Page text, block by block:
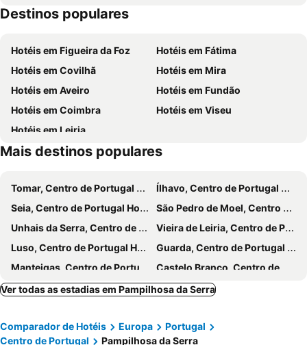
Praia Fluvial de Fernandaires
Praia Fluvial da Peneda
Praia Fluvial do Mosteiro
Estádio Cidade de Coimbra
Fluvial de Avô
Praia Fluvial da Zaboeira
Praia Fluvial de Aldeia Ana de Aviz
Piscina Flutuante da Barragem do Cabril
Largo Francisco Inácio Dias Nogueira ou Largo do Pombal
Fraga da Pena
Praia Fluvial do Troviscal
Barragem do Cabril
Mata Nacional de Vale de Canas
Buracas do Casmilo
Piscina de Celas
Fonte Nova
Destinos populares
Hotéis em Figueira da Foz
Hotéis em Fátima
Hotéis em Covilhã
Hotéis em Mira
Hotéis em Aveiro
Hotéis em Fundão
Hotéis em Coimbra
Hotéis em Viseu
Hotéis em Leiria
Mais destinos populares
Tomar, Centro de Portugal Hotéis
Ílhavo, Centro de Portugal Hotéis
Seia, Centro de Portugal Hotéis
São Pedro de Moel, Centro de Portugal Hotéis
Unhais da Serra, Centro de Portugal Hotéis
Vieira de Leiria, Centro de Portugal Hotéis
Luso, Centro de Portugal Hotéis
Guarda, Centro de Portugal Hotéis
Manteigas, Centro de Portugal Hotéis
Castelo Branco, Centro de Portugal Hotéis
Marinha Grande, Centro de Portugal Hotéis
Mortágua, Centro de Portugal Hotéis
Pedrógão Grande, Centro de Portugal Hotéis
Águeda, Centro de Portugal Hotéis
Ver todas as estadias em Pampilhosa da Serra
Comparador de Hotéis Europa
Portugal
Centro de Portugal
Pampilhosa da Serra